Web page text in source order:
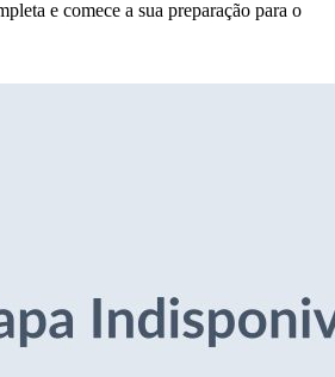
e comece a sua preparação para o